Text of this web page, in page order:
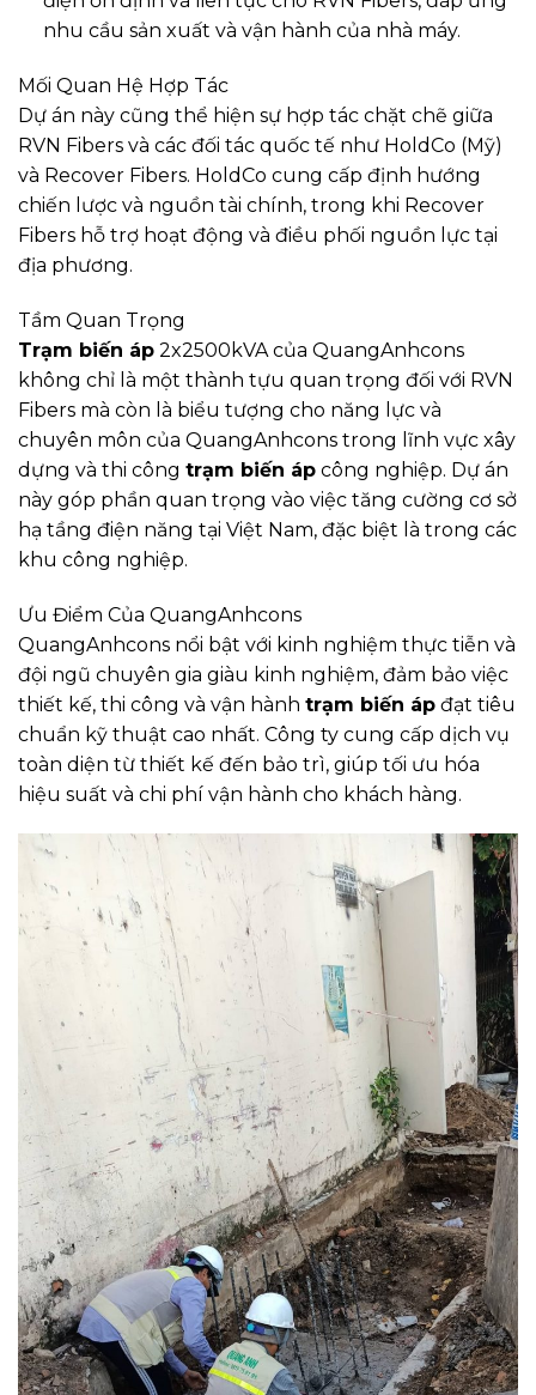
nhu cầu sản xuất và vận hành của nhà máy.
Mối Quan Hệ Hợp Tác
Dự án này cũng thể hiện sự hợp tác chặt chẽ giữa
RVN Fibers và các đối tác quốc tế như HoldCo (Mỹ)
và Recover Fibers. HoldCo cung cấp định hướng
chiến lược và nguồn tài chính, trong khi Recover
Fibers hỗ trợ hoạt động và điều phối nguồn lực tại
địa phương.
Tầm Quan Trọng
Trạm biến áp 2x2500kVA của QuangAnhcons
không chỉ là một thành tựu quan trọng đối với RVN
Fibers mà còn là biểu tượng cho năng lực và
chuyên môn của QuangAnhcons trong lĩnh vực xây
dựng và thi công trạm biến áp công nghiệp. Dự án
này góp phần quan trọng vào việc tăng cường cơ sở
hạ tầng điện năng tại Việt Nam, đặc biệt là trong các
khu công nghiệp.
Ưu Điểm Của QuangAnhcons
QuangAnhcons nổi bật với kinh nghiệm thực tiễn và
đội ngũ chuyên gia giàu kinh nghiệm, đảm bảo việc
thiết kế, thi công và vận hành trạm biến áp đạt tiêu
chuẩn kỹ thuật cao nhất. Công ty cung cấp dịch vụ
toàn diện từ thiết kế đến bảo trì, giúp tối ưu hóa
hiệu suất và chi phí vận hành cho khách hàng.